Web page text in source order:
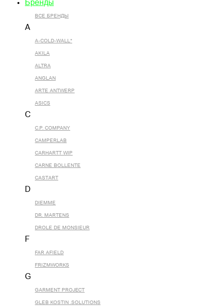
Бренды
ВСЕ БРЕНДЫ
A
A-COLD-WALL*
AKILA
ALTRA
ANGLAN
ARTE ANTWERP
ASICS
C
C.P. COMPANY
CAMPERLAB
CARHARTT WIP
CARNE BOLLENTE
CASTART
D
DIEMME
DR. MARTENS
DROLE DE MONSIEUR
F
FAR AFIELD
FRIZMWORKS
G
GARMENT PROJECT
GLEB KOSTIN .SOLUTIONS